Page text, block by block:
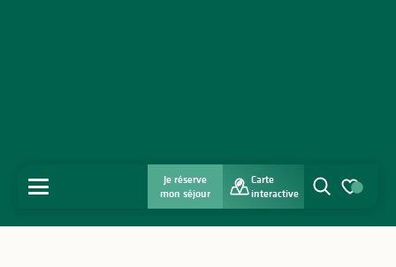
Je réserve
mon séjour
Carte
interactive